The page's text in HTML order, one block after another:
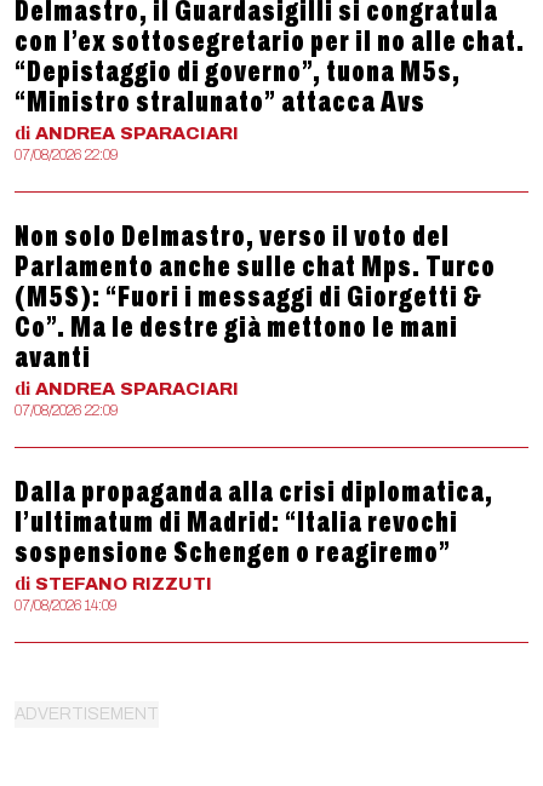
Delmastro, il Guardasigilli si congratula
con l’ex sottosegretario per il no alle chat.
“Depistaggio di governo”, tuona M5s,
“Ministro stralunato” attacca Avs
di ANDREA SPARACIARI
07/08/2026 22:09
Non solo Delmastro, verso il voto del
Parlamento anche sulle chat Mps. Turco
(M5S): “Fuori i messaggi di Giorgetti &
Co”. Ma le destre già mettono le mani
avanti
di ANDREA SPARACIARI
07/08/2026 22:09
Dalla propaganda alla crisi diplomatica,
l’ultimatum di Madrid: “Italia revochi
sospensione Schengen o reagiremo”
di STEFANO RIZZUTI
07/08/2026 14:09